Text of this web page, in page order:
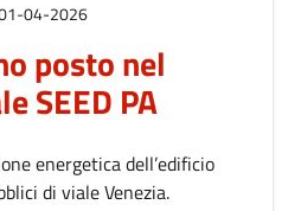
04-2026
posto nel
SEED PA
energetica dell’edificio
di viale Venezia.